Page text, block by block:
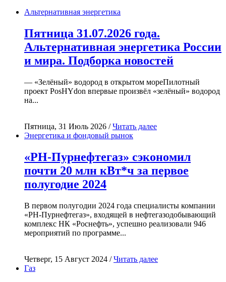
Альтернативная энергетика
Пятница 31.07.2026 года.
Альтернативная энергетика России
и мира. Подборка новостей
— «Зелёный» водород в открытом мореПилотный
проект PosHYdon впервые произвёл «зелёный» водород
на...
Пятница, 31 Июль 2026 /Читать далее
Энергетика и фондовый рынок
«РН-Пурнефтегаз» сэкономил
почти 20 млн кВт*ч за первое
полугодие 2024
В первом полугодии 2024 года специалисты компании
«РН-Пурнефтегаз», входящей в нефтегазодобывающий
комплекс НК «Роснефть», успешно реализовали 946
мероприятий по программе...
Четверг, 15 Август 2024 /Читать далее
Газ